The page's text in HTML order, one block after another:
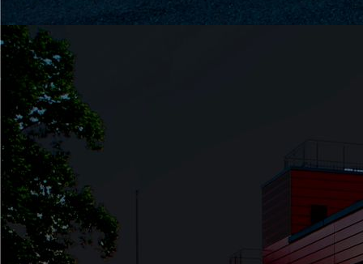
Vereinsausflung2024-_1_